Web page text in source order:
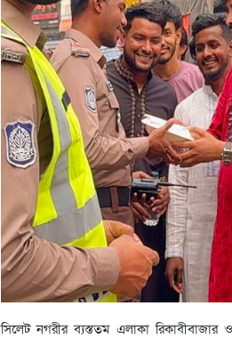
সিলেট নগরীর ব্যস্ততম এলাকা রিকাবীবাজার